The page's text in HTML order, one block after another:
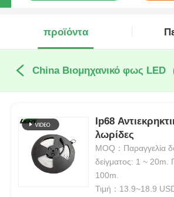
προϊόντα
China Βιομηχανικό φως LED
Ip68
λωρίδες
MOQ：Παραγγελία
δείγματος: 1 ~ 20m.
100m.
Τιμή：13.9~18.9